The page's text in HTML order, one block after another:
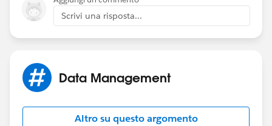
Scrivi una risposta...
Data Management
Altro su questo argomento